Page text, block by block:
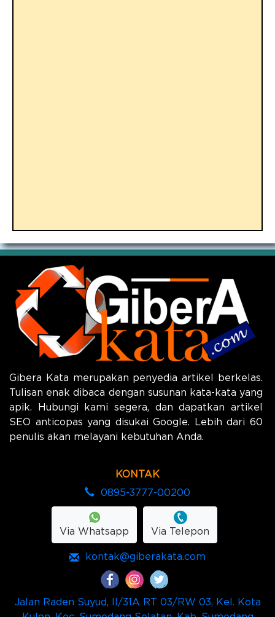
Gibera Kata merupakan penyedia artikel berkelas.
Tulisan enak dibaca dengan susunan kata-kata yang
apik. Hubungi kami segera, dan dapatkan artikel
SEO anticopas yang disukai Google. Lebih dari 60
penulis akan melayani kebutuhan Anda.
KONTAK
0895-3777-00200
Via Whatsapp Via Telepon
kontak@giberakata.com
Jalan Raden Suyud, II/31A RT 03/RW 03, Kel. Kota